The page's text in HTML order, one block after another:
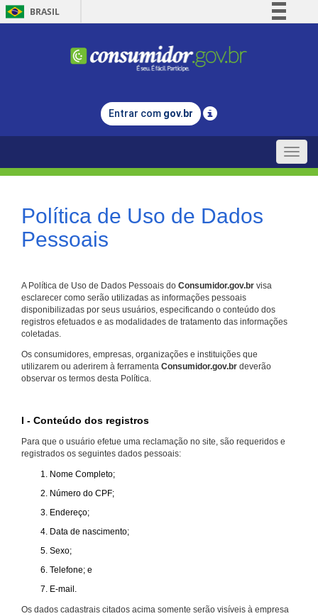
BRASIL
Comunica BR
Legislação
Entrar com gov.br
Toggle
Política de Uso de Dados
Pessoais
A Política de Uso de Dados Pessoais do Consumidor.gov.br visa
esclarecer como serão utilizadas as informações pessoais
disponibilizadas por seus usuários, especificando o conteúdo dos
registros efetuados e as modalidades de tratamento das informações
coletadas.
Os consumidores, empresas, organizações e instituições que
utilizarem ou aderirem à ferramenta Consumidor.gov.br deverão
observar os termos desta Política.
I - Conteúdo dos registros
Para que o usuário efetue uma reclamação no site, são requeridos e
registrados os seguintes dados pessoais:
Nome Completo;
Número do CPF;
Endereço;
Data de nascimento;
Sexo;
Telefone; e
E-mail.
Os dados cadastrais citados acima somente serão visíveis à empresa